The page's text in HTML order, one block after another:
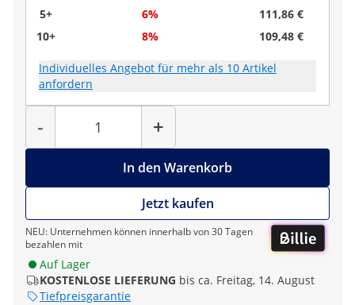
5+
6%
111,86 €
10+
8% 109,48 €
Individuelles Angebot für mehr als 10 Artikel
anfordern
-
Menge
+
In den Warenkorb
Jetzt kaufen
NEU: Unternehmen können innerhalb von 30 Tagen
bezahlen mit
Auf Lager
KOSTENLOSE LIEFERUNG bis ca. Freitag, 14. August
Tiefpreisgarantie